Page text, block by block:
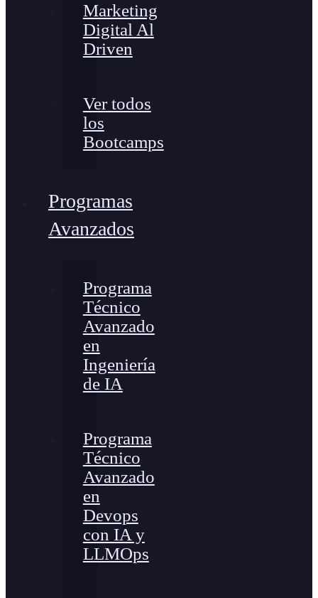
Marketing
Digital Al
Driven
Ver todos
los
Bootcamps
Programas
Avanzados
Programa
Técnico
Avanzado
en
Ingeniería
de IA
Programa
Técnico
Avanzado
en
Devops
con IA y
LLMOps